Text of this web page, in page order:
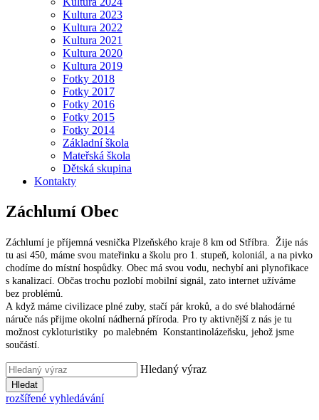
Kultura 2023
Kultura 2022
Kultura 2021
Kultura 2020
Kultura 2019
Fotky 2018
Fotky 2017
Fotky 2016
Fotky 2015
Fotky 2014
Základní škola
Mateřská škola
Dětská skupina
Kontakty
Záchlumí Obec
Záchlumí je příjemná vesnička Plzeňského kraje 8 km od Stříbra. Žije nás
tu asi 450, máme svou mateřinku a školu pro 1. stupeň, koloniál, a na pivko
chodíme do místní hospůdky. Obec má svou vodu, nechybí ani plynofikace
s kanalizací. Občas trochu pozlobí mobilní signál, zato internet užíváme
bez problémů.
A když máme civilizace plné zuby, stačí pár kroků, a do své blahodárné
náruče nás přijme okolní nádherná příroda. Pro ty aktivnější z nás je tu
možnost cykloturistiky po malebném Konstantinolázeňsku, jehož jsme
součástí.
Hledaný výraz
Hledat
rozšířené vyhledávání